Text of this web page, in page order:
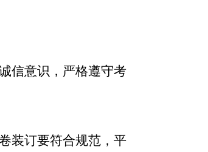
信意识，严格遵守考
装订要符合规范，平